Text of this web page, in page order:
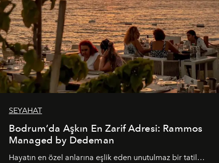
SEYAHAT
Bodrum’da Aşkın En Zarif Adresi: Rammos
Managed by Dedeman
Hayatın en özel anlarına eşlik eden unutulmaz bir tatil…